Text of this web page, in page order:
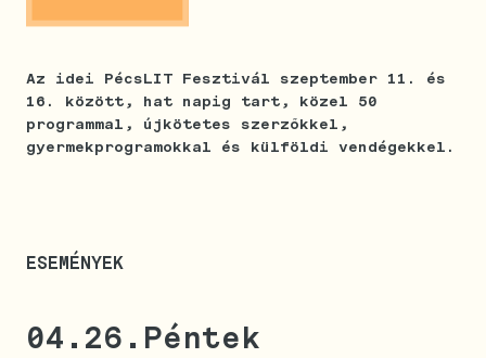
Az idei PécsLIT Fesztivál szeptember 11. és
16. között, hat napig tart, közel 50
programmal, újkötetes szerzőkkel,
gyermekprogramokkal és külföldi vendégekkel.
ESEMÉNYEK
04.26. Péntek